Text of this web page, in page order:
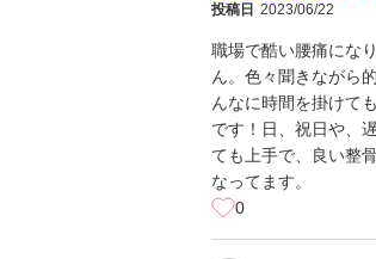
投稿日 2023/06/22
職場で酷い腰痛にな
ん。色々聞きながら
んなに時間を掛けて
です！日、祝日や、
ても上手で、良い整
なってます。
0